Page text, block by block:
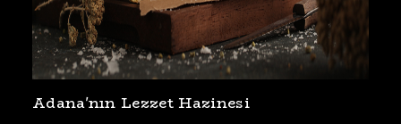
Adana'nın Lezzet Hazinesi